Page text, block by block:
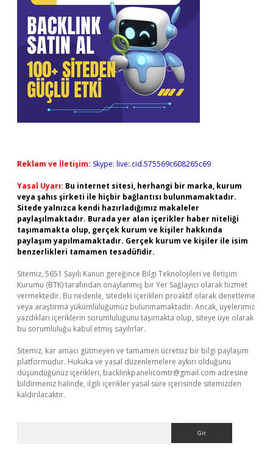
Reklam ve İletişim: Skype: live:.cid.575569c608265c69
Yasal Uyarı: Bu internet sitesi, herhangi bir marka, kurum
veya şahıs şirketi ile hiçbir bağlantısı bulunmamaktadır.
Sitede yalnızca kendi hazırladığımız makaleler
paylaşılmaktadır. Burada yer alan içerikler haber niteliği
taşımamakta olup, gerçek kurum ve kişiler hakkında
paylaşım yapılmamaktadır. Gerçek kurum ve kişiler ile isim
benzerlikleri tamamen tesadüfidir.
Sitemiz, 5651 Sayılı Kanun gereğince Bilgi Teknolojileri ve İletişim
Kurumu (BTK) tarafından onaylanmış bir Yer Sağlayıcı olarak hizmet
vermektedir. Bu nedenle, sitedeki içerikleri proaktif olarak denetleme
veya araştırma yükümlülüğümüz bulunmamaktadır. Ancak, üyelerimiz
yazdıkları içeriklerin sorumluluğunu taşımakta olup, siteye üye olarak
bu sorumluluğu kabul etmiş sayılırlar.
Sitemiz, kar amacı gütmeyen ve tamamen ücretsiz bir bilgi paylaşım
platformudur. Hukuka ve yasal düzenlemelere aykırı olduğunu
düşündüğünüz içerikleri, backlinkpanelicomtr@gmail.com adresine
bildirmeniz halinde, ilgili içerikler yasal süre içerisinde sitemizden
kaldırılacaktır.